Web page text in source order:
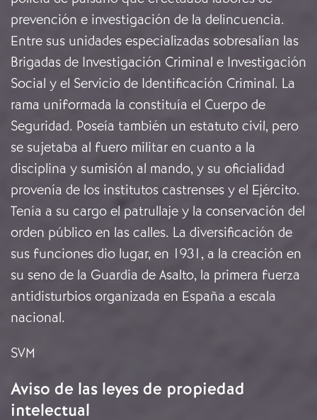
prevención e investigación de la delincuencia.
Entre sus unidades especializadas sobresalían las
Brigadas de Investigación Criminal e Investigación
Social y el Servicio de Identificación Criminal. La
rama uniformada la constituía el Cuerpo de
Seguridad. Poseía también un estatuto civil, pero
se sujetaba al fuero militar en cuanto a la
disciplina y sumisión al mando, y su oficialidad
provenía de los institutos castrenses y el Ejército.
Tenía a su cargo el patrullaje y la conservación del
orden público en las calles. La diversificación de
sus funciones dio lugar, en 1931, a la creación en
su seno de la Guardia de Asalto, la primera fuerza
antidisturbios organizada en España a escala
nacional.
SVM
Aviso de las leyes de propiedad
intelectual